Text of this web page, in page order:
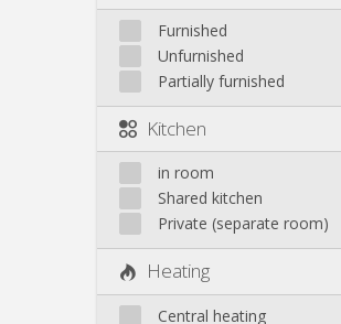
Furnished
Unfurnished
Partially furnished
Kitchen
in room
Shared kitchen
Private (separate room)
Heating
Central heating